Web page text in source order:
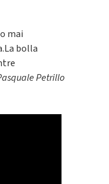
mai
bolla
Petrillo